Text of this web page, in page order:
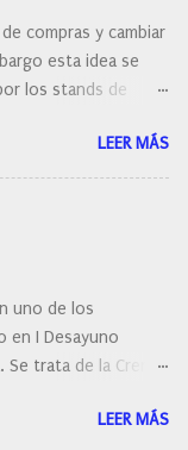
de porque elegí mi
compras y cambiar
esta idea se
los stands de
de Clinique.
LEER MÁS
uno de los
en I Desayuno
Se trata de la Crema
verano como en
LEER MÁS